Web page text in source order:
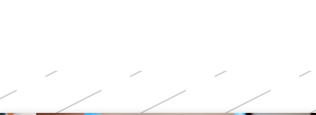
Weitere
Themen